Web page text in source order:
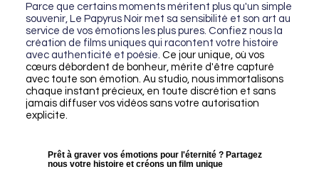
Parce que certains moments méritent plus qu'un simple
souvenir, Le Papyrus Noir met sa sensibilité et son art au
service de vos émotions les plus pures. Confiez nous la
création de films uniques qui racontent votre histoire
avec authenticité et poésie. Ce jour unique, où vos
cœurs débordent de bonheur, mérite d'être capturé
avec toute son émotion. Au studio, nous immortalisons
chaque instant précieux, en toute discrétion et sans
jamais diffuser vos vidéos sans votre autorisation
explicite.
Prêt à graver vos émotions pour l'éternité ? Partagez
nous votre histoire et créons un film unique